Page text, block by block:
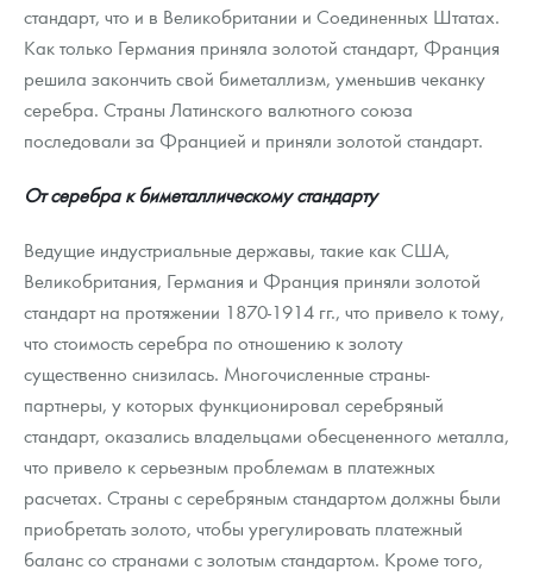
стандарт, что и в Великобритании и Соединенных Штатах.
Как только Германия приняла золотой стандарт, Франция
решила закончить свой биметаллизм, уменьшив чеканку
серебра. Страны Латинского валютного союза
последовали за Францией и приняли золотой стандарт.
От серебра к биметаллическому стандарту
Ведущие индустриальные державы, такие как США,
Великобритания, Германия и Франция приняли золотой
стандарт на протяжении 1870-1914 гг., что привело к тому,
что стоимость серебра по отношению к золоту
существенно снизилась. Многочисленные страны-
партнеры, у которых функционировал серебряный
стандарт, оказались владельцами обесцененного металла,
что привело к серьезным проблемам в платежных
расчетах. Страны с серебряным стандартом должны были
приобретать золото, чтобы урегулировать платежный
баланс со странами с золотым стандартом. Кроме того,